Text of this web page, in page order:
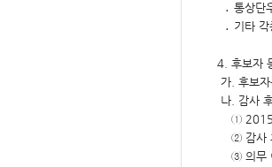
․ 통상단
․ 기타 각
4. 후보자
가. 후보
나. 감사
① 2015
② 감사
③ 의무